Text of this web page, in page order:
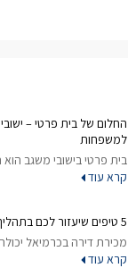
החלום של בית פרטי –
למשפחות
בית פרטי בישובי משגב הוא
קרא עוד
5 טיפים שיעזור לכם בתהליך מכירת דירה בכרמיאל
מכירת דירה בכרמיאל
קרא עוד